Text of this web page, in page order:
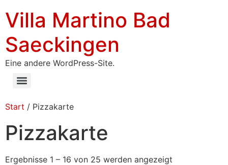
Villa Martino Bad
Saeckingen
Eine andere WordPress-Site.
Start / Pizzakarte
Pizzakarte
Ergebnisse 1 – 16 von 25 werden angezeigt